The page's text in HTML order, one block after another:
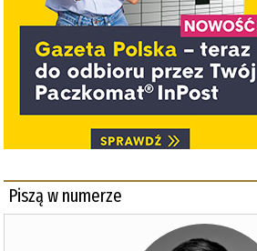
Piszą w numerze